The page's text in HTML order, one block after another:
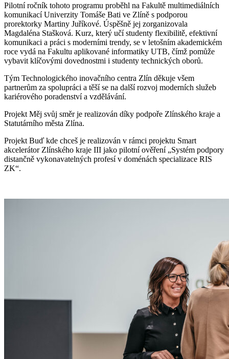
Pilotní ročník tohoto programu proběhl na Fakultě multimediálních
komunikací Univerzity Tomáše Bati ve Zlíně s podporou
prorektorky Martiny Juříkové. Úspěšně jej zorganizovala
Magdaléna Stašková. Kurz, který učí studenty flexibilitě, efektivní
komunikaci a práci s moderními trendy, se v letošním akademickém
roce vydá na Fakultu aplikované informatiky UTB, čímž pomůže
vybavit klíčovými dovednostmi i studenty technických oborů.
Tým Technologického inovačního centra Zlín děkuje všem
partnerům za spolupráci a těší se na další rozvoj moderních služeb
kariérového poradenství a vzdělávání.
Projekt Měj svůj směr je realizován díky podpoře Zlínského kraje a
Statutárního města Zlína.
Projekt Buď kde chceš je realizován v rámci projektu Smart
akcelerátor Zlínského kraje III jako pilotní ověření „Systém podpory
distančně vykonavatelných profesí v doménách specializace RIS
ZK“.